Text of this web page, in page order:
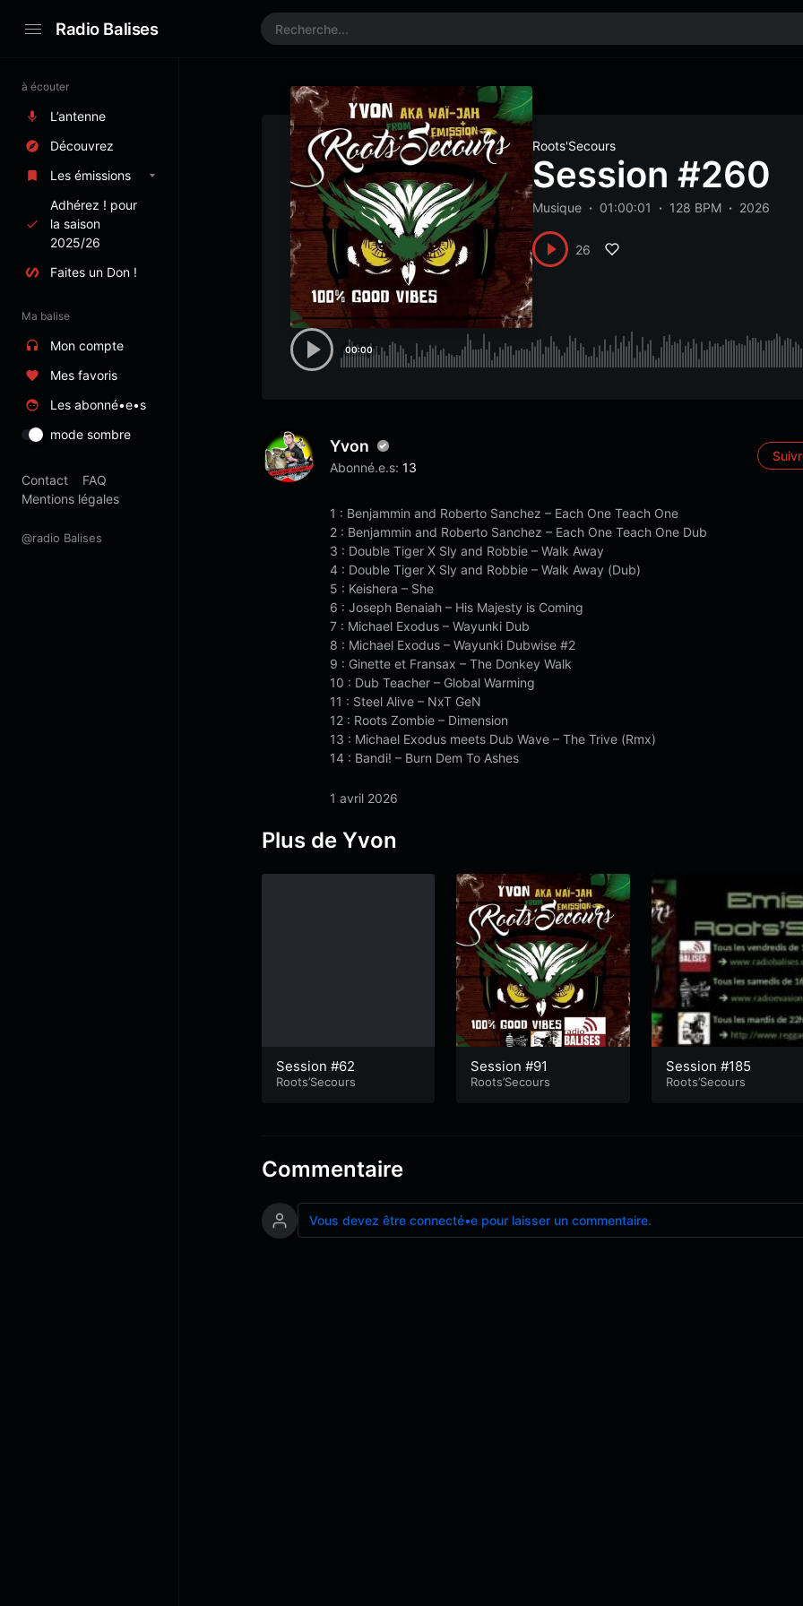
Radio Balises
à écouter
L’antenne
Découvrez
Les émissions
Adhérez ! pour
la saison
2025/26
Faites un Don !
Ma balise
Mon compte
Mes favoris
Les abonné•e•s
mode sombre
Contact
FAQ
Mentions légales
@radio Balises
Roots'Secours
Session #260
Musique 01:00:01 128 BPM 2026
26
00:00
Yvon
Abonné.e.s: 13
1 : Benjammin and Roberto Sanchez – Each One Teach One
2 : Benjammin and Roberto Sanchez – Each One Teach One Dub
3 : Double Tiger X Sly and Robbie – Walk Away
4 : Double Tiger X Sly and Robbie – Walk Away (Dub)
5 : Keishera – She
6 : Joseph Benaiah – His Majesty is Coming
7 : Michael Exodus – Wayunki Dub
8 : Michael Exodus – Wayunki Dubwise #2
9 : Ginette et Fransax – The Donkey Walk
10 : Dub Teacher – Global Warming
11 : Steel Alive – NxT GeN
12 : Roots Zombie – Dimension
13 : Michael Exodus meets Dub Wave – The Trive (Rmx)
14 : Bandi! – Burn Dem To Ashes
1 avril 2026
Plus de Yvon
Session #62
Roots’Secours
Session #91
Roots’Secours
Session #185
Roots’Secours
Commentaire
Vous devez être connecté•e pour laisser un commentaire.